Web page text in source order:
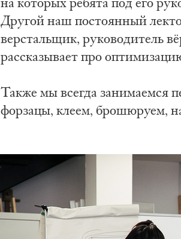
Другой наш постоянный
верстальщик, руководитель
рассказывает про
Также мы всегда занимаемся
форзацы, клеем, брошюруем,